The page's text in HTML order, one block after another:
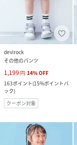
devirock
その他のパンツ
1,199 円 14%OFF
163ポイント(15%ポイントバ
ック)
クーポン対象